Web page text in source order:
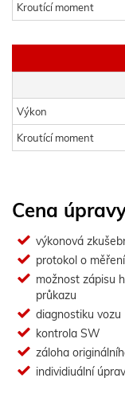
Kroutící moment
Výkon
Kroutící moment
Cena
výkonová
protokol o
možnost zápisu
průkazu
diagnostiku vozu
kontrola SW
záloha
individiuální